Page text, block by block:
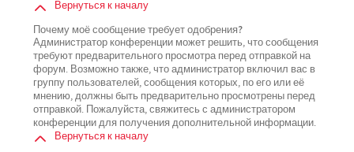
Вернуться к началу
Почему моё сообщение требует одобрения?
Администратор конференции может решить, что сообщения
требуют предварительного просмотра перед отправкой на
форум. Возможно также, что администратор включил вас в
группу пользователей, сообщения которых, по его или её
мнению, должны быть предварительно просмотрены перед
отправкой. Пожалуйста, свяжитесь с администратором
конференции для получения дополнительной информации.
Вернуться к началу